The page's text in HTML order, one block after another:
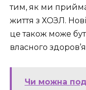
тим, як ми
життя з ХОЗЛ.
це також може
власного
Чи можна